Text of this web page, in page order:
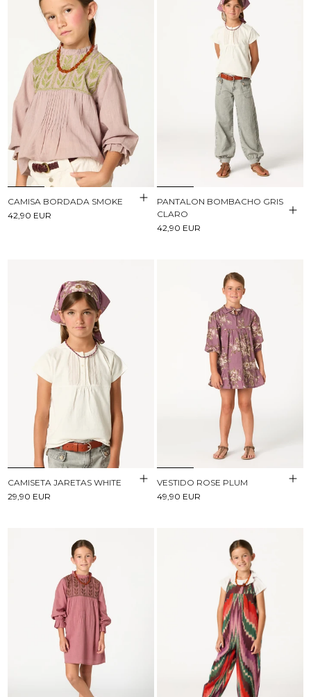
CAMISA BORDADA SMOKE
42,90 EUR
PANTALON BOMBACHO GRIS
CLARO
42,90 EUR
CAMISETA JARETAS WHITE
29,90 EUR
VESTIDO ROSE PLUM
49,90 EUR